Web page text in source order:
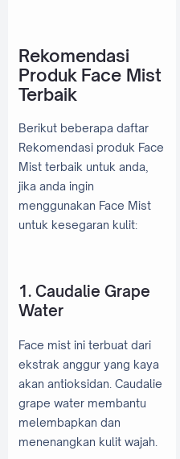
Rekomendasi
Produk Face Mist
Terbaik
Berikut beberapa daftar
Rekomendasi produk Face
Mist terbaik untuk anda,
jika anda ingin
menggunakan Face Mist
untuk kesegaran kulit:
1. Caudalie Grape
Water
Face mist ini terbuat dari
ekstrak anggur yang kaya
akan antioksidan. Caudalie
grape water membantu
melembapkan dan
menenangkan kulit wajah.